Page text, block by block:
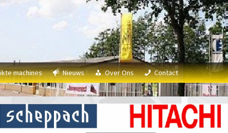
machines Nieuws Over Ons Contact